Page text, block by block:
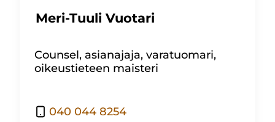
Meri-Tuuli Vuotari
Counsel, asianajaja, varatuomari,
oikeustieteen maisteri
040 044 8254